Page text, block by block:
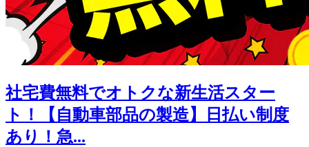
社宅費無料でオトクな新生活スター
ト！【自動車部品の製造】日払い制度
あり！急...